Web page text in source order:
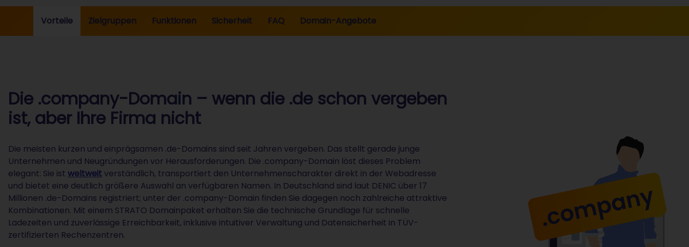
Vorteile Zielgruppen Funktionen Sicherheit FAQ Domain-Angebote
Die .company-Domain – wenn die .de schon vergeben
ist, aber Ihre Firma nicht
Die meisten kurzen und einprägsamen .de-Domains sind seit Jahren vergeben. Das stellt gerade junge
Unternehmen und Neugründungen vor Herausforderungen. Die .company-Domain löst dieses Problem
elegant: Sie ist weltweitverständlich, transportiert den Unternehmenscharakter direkt in der Webadresse
und bietet eine deutlich größere Auswahl an verfügbaren Namen. In Deutschland sind laut DENIC über 17
Millionen .de-Domains registriert; unter der .company-Domain finden Sie dagegen noch zahlreiche attraktive
Kombinationen. Mit einem STRATO Domainpaket erhalten Sie die technische Grundlage für schnelle
Ladezeiten und zuverlässige Erreichbarkeit, inklusive intuitiver Verwaltung und Datensicherheit in TÜV-
zertifizierten Rechenzentren.